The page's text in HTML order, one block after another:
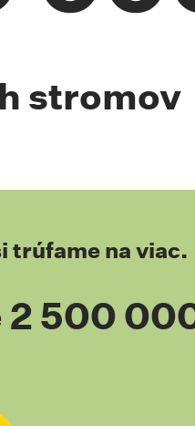
stromov
trúfame na viac.
2 500